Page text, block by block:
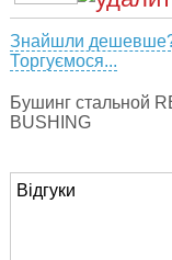
Знайшли
Торгуємося...
Бушинг стальной
BUSHING
Відгуки